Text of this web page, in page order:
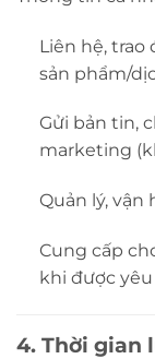
Liên hệ, trao
sản phẩm/
Gửi bản tin,
marketing
Quản lý, vận
Cung cấp
khi được
4. Thời gian